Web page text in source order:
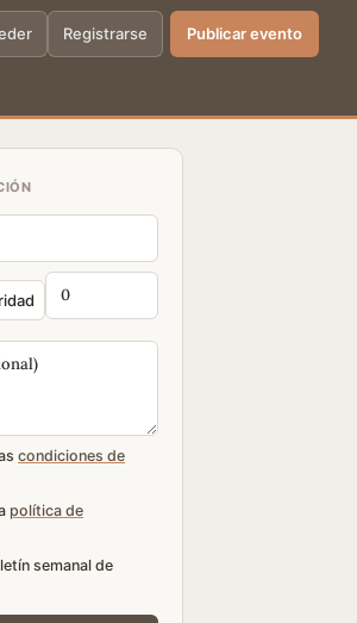
Registrarse Publicar evento
condiciones de
política de
semanal de